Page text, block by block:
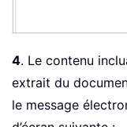
4. Le contenu
extrait du
le message